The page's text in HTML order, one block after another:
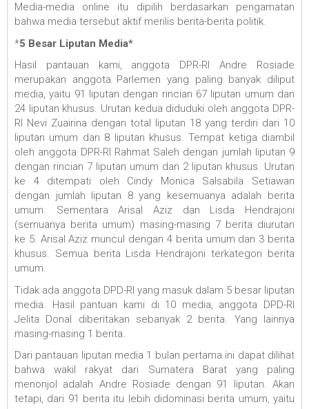
Media-media online itu dipilih berdasarkan pengamatan
bahwa media tersebut aktif merilis berita-berita politik.
*5 Besar Liputan Media*
Hasil pantauan kami, anggota DPR-RI Andre Rosiade
merupakan anggota Parlemen yang paling banyak diliput
media, yaitu 91 liputan dengan rincian 67 liputan umum dan
24 liputan khusus. Urutan kedua diduduki oleh anggota DPR-
RI Nevi Zuairina dengan total liputan 18 yang terdiri dari 10
liputan umum dan 8 liputan khusus. Tempat ketiga diambil
oleh anggota DPR-RI Rahmat Saleh dengan jumlah liputan 9
dengan rincian 7 liputan umum dan 2 liputan khusus. Urutan
ke 4 ditempati oleh Cindy Monica Salsabila Setiawan
dengan jumlah liputan 8 yang kesemuanya adalah berita
umum. Sementara Arisal Aziz dan Lisda Hendrajoni
(semuanya berita umum) masing-masing 7 berita diurutan
ke 5. Arisal Aziz muncul dengan 4 berita umum dan 3 berita
khusus. Semua berita Lisda Hendrajoni terkategori berita
umum.
Tidak ada anggota DPD-RI yang masuk dalam 5 besar liputan
media. Hasil pantuan kami di 10 media, anggota DPD-RI
Jelita Donal diberitakan sebanyak 2 berita. Yang lainnya
masing-masing 1 berita.
Dari pantauan liputan media 1 bulan pertama ini dapat dilihat
bahwa wakil rakyat dari Sumatera Barat yang paling
menonjol adalah Andre Rosiade dengan 91 liputan. Akan
tetapi, dari 91 berita itu lebih didominasi berita umum, yaitu